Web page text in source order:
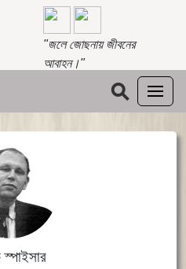
"জলে জোছনায় জীবনের
আবাহন।"
⚲